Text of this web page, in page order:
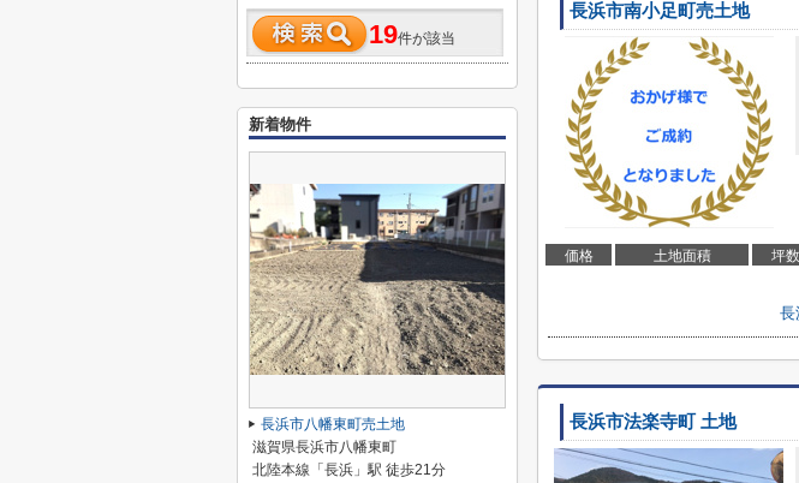
長浜市南小足町売土地
価格 土地面積 坪数
長
長浜市法楽寺町 土地
19件が該当
新着物件
長浜市八幡東町売土地
滋賀県長浜市八幡東町
北陸本線「長浜」駅 徒歩21分